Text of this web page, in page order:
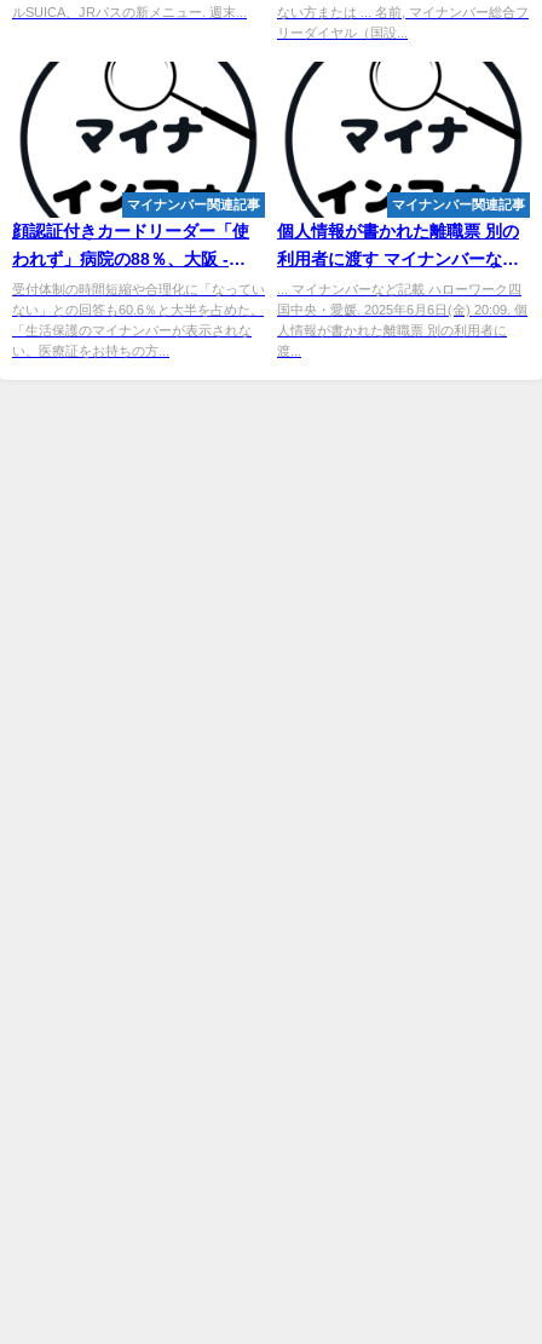
ルSUICA、JRパスの新メニュー. 週末...
ない方または ... 名前, マイナンバー総合フ
リーダイヤル（国設...
マイナンバー関連記事
顔認証付きカードリーダー「使
われず」病院の88％、大阪 -
m3.com
受付体制の時間短縮や合理化に「なってい
ない」との回答も60.6％と大半を占めた。
「生活保護のマイナンバーが表示されな
い。医療証をお持ちの方...
マイナンバー関連記事
個人情報が書かれた離職票 別の
利用者に渡す マイナンバーなど
記載 ハローワーク四国中央・愛
媛
... マイナンバーなど記載 ハローワーク四
国中央・愛媛. 2025年6月6日(金) 20:09. 個
人情報が書かれた離職票 別の利用者に
渡...